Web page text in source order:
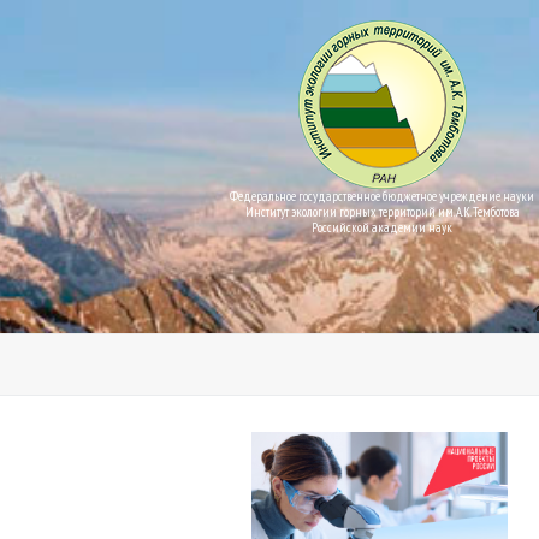
Федеральное государственное бюджетное учреждение науки
Институт экологии горных территорий им. А.К. Темботова
Российской академии наук